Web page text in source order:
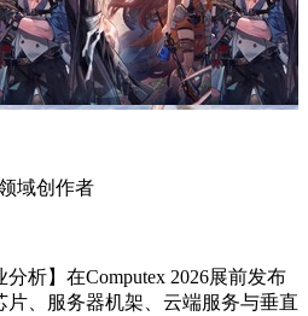
域创作者
析】在Computex 2026展前发布
、服务器机架、云端服务与垂直